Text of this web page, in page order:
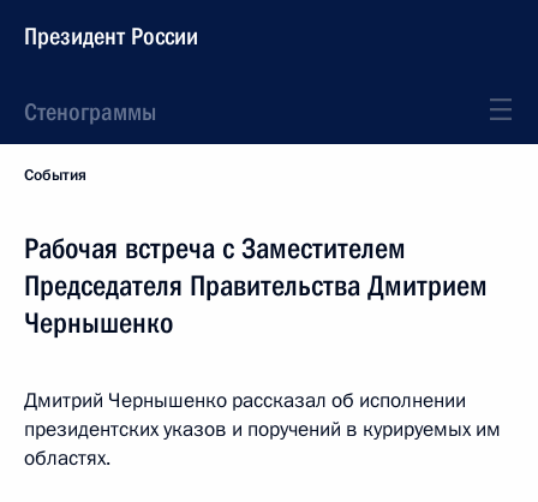
Президент России
Стенограммы
События
Рабочая встреча с Заместителем
Председателя Правительства Дмитрием
Чернышенко
Дмитрий Чернышенко рассказал об исполнении
президентских указов и поручений в курируемых им
областях.